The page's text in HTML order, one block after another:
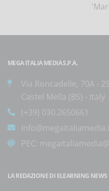
MEGA ITALIA MEDIA S.P.A.
Via Roncadelle, 70A -
Castel Mella (BS) - Italy
(+39) 030.2650661
PEC:
LA REDAZIONE DI ELEARNING NEWS